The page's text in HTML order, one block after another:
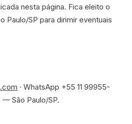
nesta página. Fica eleito o
Paulo/SP para dirimir eventuais
· WhatsApp +55 11 99955-
— São Paulo/SP.